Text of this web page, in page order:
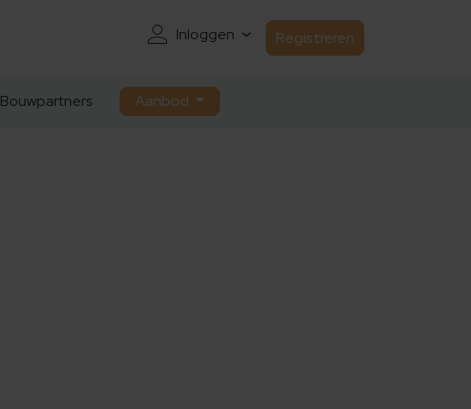
Inloggen Registreren
Bouwpartners Aanbod